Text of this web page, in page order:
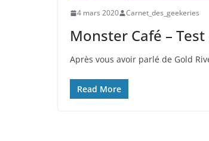
4 mars 2020 Carnet_des_geekeries
Monster Café –
Après vous avoir parlé de Gold
Read More